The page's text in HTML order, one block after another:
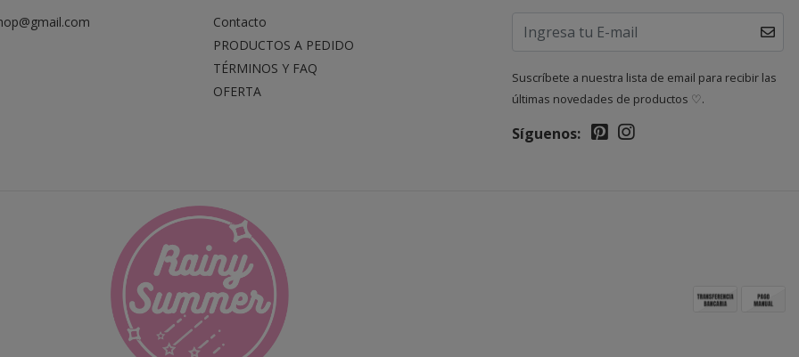
Contacto
PRODUCTOS A PEDIDO
TÉRMINOS Y FAQ
OFERTA
Suscríbete a nuestra lista de email para recibir las
últimas novedades de productos ♡.
Síguenos: